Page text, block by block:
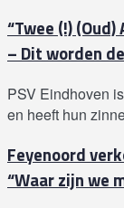
“Twee (!)
– Dit worden
PSV Eindhoven
en heeft hun
Feyenoord
“Waar zijn we